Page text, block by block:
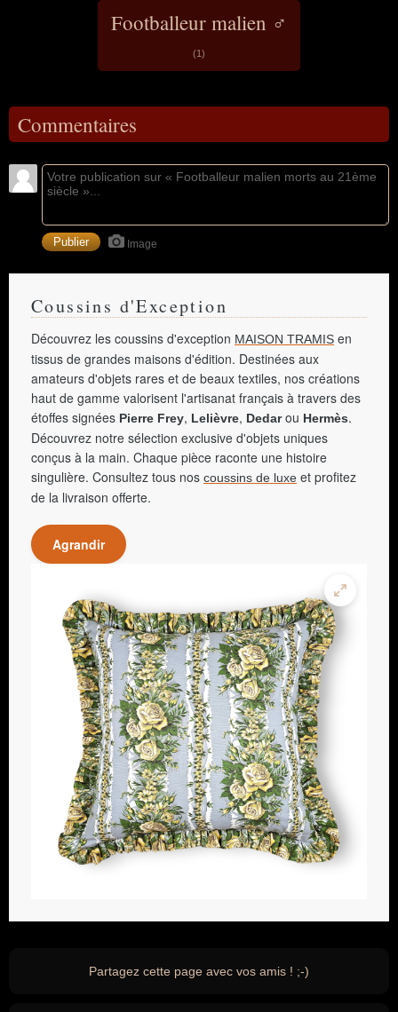
Footballeur malien ♂
(1)
Commentaires
Image
Coussins d'Exception
Découvrez les coussins d'exception MAISON TRAMIS en
tissus de grandes maisons d'édition. Destinées aux
amateurs d'objets rares et de beaux textiles, nos créations
haut de gamme valorisent l'artisanat français à travers des
étoffes signées Pierre Frey, Lelièvre, Dedarou Hermès.
Découvrez notre sélection exclusive d'objets uniques
conçus à la main. Chaque pièce raconte une histoire
singulière. Consultez tous nos coussins de luxe et profitez
de la livraison offerte.
Agrandir
Partagez cette page avec vos amis ! ;-)